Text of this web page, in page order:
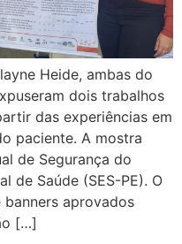
Heide, ambas do
dois trabalhos
das experiências em
paciente. A mostra
de Segurança do
de Saúde (SES-PE). O
aprovados
[…]